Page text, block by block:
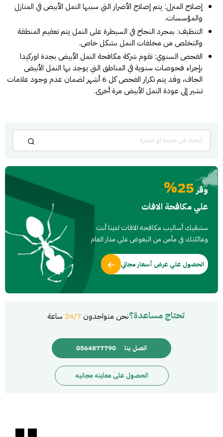
إصلاح المنزل: يتم إصلاح الأضرار التي سببها النمل الأبيض في المنازل
والمؤسسات.
التنظيف: بمجرد النجاح في السيطرة على النمل يتم تعقيم المنطقة
والتخلص من مخلفات النمل بشكل خاص.
الفحص السنوي: تقوم شركة مكافحة النمل الأبيض بجدة اوركيدا
بإجراء فحوصات سنوية في المناطق التي يوجد بها النمل الأبيض
الجاف، وقد يتم تكرار الفحص كل 6 أشهر لضمان عدم وجود علامات
تشير إلى عودة النمل الأبيض مرة أخرى.
وفر 25%
علي مكافحة الافات
ستبقيك أساليب مكافحه الافات لدينا أنت
وعائلتك في مأمن من البعوض علي مدار العام
الحصول علي عرض أسعار مجاني
تحتاج مساعدة؟نحن متواجدون 24/7 ساعة
اتصل بنا 0564877790
الحصول على معاينه مجانيه